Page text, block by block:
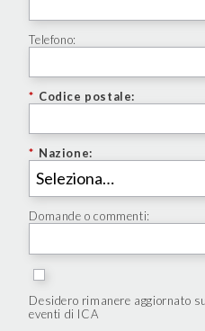
Telefono:
* Codice postale:
* Nazione:
Domande o commenti:
Desidero rimanere aggiornato
eventi di ICA